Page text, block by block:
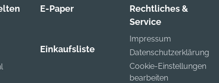
E-Paper
Einkaufsliste
Rechtliches &
Service
Impressum
Datenschutzerklärung
Cookie-Einstellungen
bearbeiten